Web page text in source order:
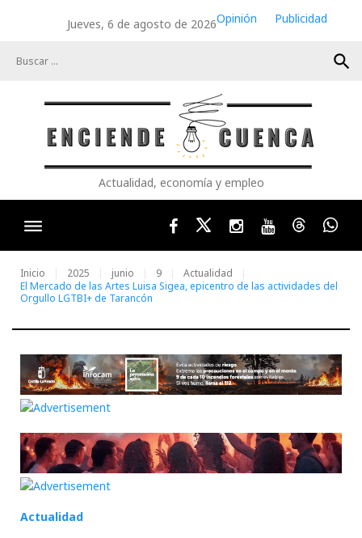
Jueves, 6 de agosto de 2026Opinión
Publicidad
search
Actualidad, economía y empleo
FacebookTwitterInstagram
YoutubeThreads
Inicio 2025 junio 9
Actualidad
El Mercado de las Artes Luisa Sigea, epicentro de las actividades del
Orgullo LGTBI+ de Tarancón
Actualidad